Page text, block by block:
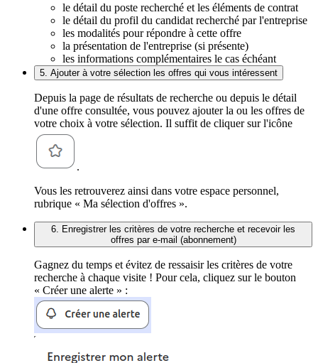
le détail du poste recherché et les éléments de contrat
le détail du profil du candidat recherché par l'entreprise
les modalités pour répondre à cette offre
la présentation de l'entreprise (si présente)
les informations complémentaires le cas échéant
5. Ajouter à votre sélection les offres qui vous intéressent
Depuis la page de résultats de recherche ou depuis le détail
d'une offre consultée, vous pouvez ajouter la ou les offres de
votre choix à votre sélection. Il suffit de cliquer sur l'icône
.
Vous les retrouverez ainsi dans votre espace personnel,
rubrique « Ma sélection d'offres ».
6. Enregistrer les critères de votre recherche et recevoir les
offres par e-mail (abonnement)
Gagnez du temps et évitez de ressaisir les critères de votre
recherche à chaque visite ! Pour cela, cliquez sur le bouton
« Créer une alerte » :